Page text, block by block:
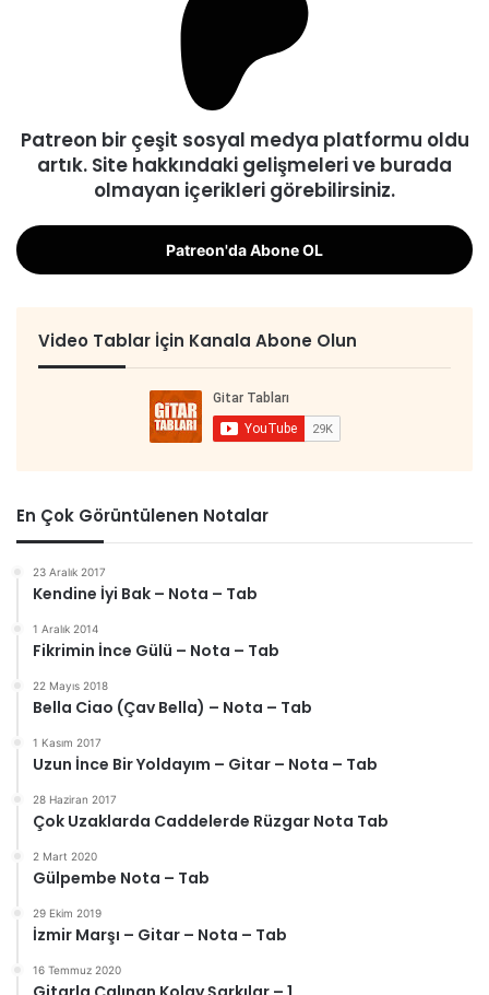
Patreon bir çeşit sosyal medya platformu oldu
artık. Site hakkındaki gelişmeleri ve burada
olmayan içerikleri görebilirsiniz.
Patreon'da Abone OL
Video Tablar İçin Kanala Abone Olun
En Çok Görüntülenen Notalar
23 Aralık 2017
Kendine İyi Bak – Nota – Tab
1 Aralık 2014
Fikrimin İnce Gülü – Nota – Tab
22 Mayıs 2018
Bella Ciao (Çav Bella) – Nota – Tab
1 Kasım 2017
Uzun İnce Bir Yoldayım – Gitar – Nota – Tab
28 Haziran 2017
Çok Uzaklarda Caddelerde Rüzgar Nota Tab
2 Mart 2020
Gülpembe Nota – Tab
29 Ekim 2019
İzmir Marşı – Gitar – Nota – Tab
16 Temmuz 2020